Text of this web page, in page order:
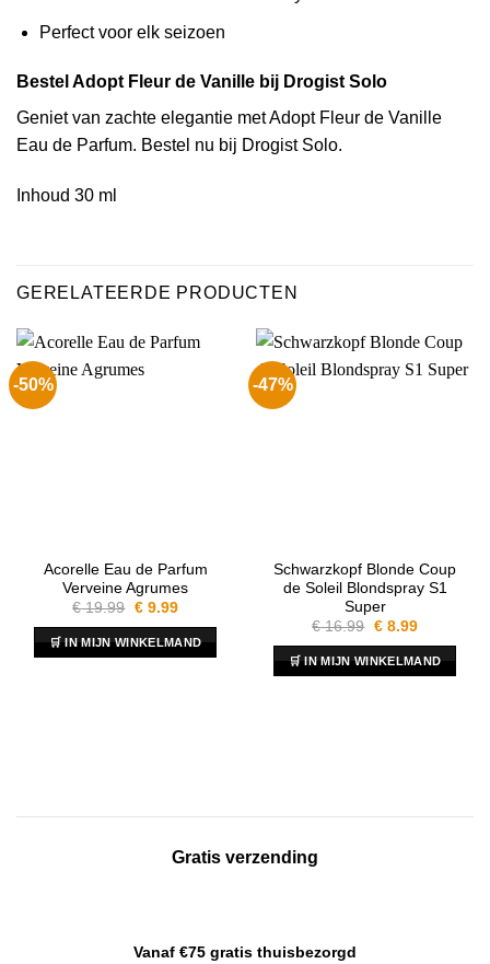
Perfect voor elk seizoen
Bestel Adopt Fleur de Vanille bij Drogist Solo
Geniet van zachte elegantie met Adopt Fleur de Vanille
Eau de Parfum. Bestel nu bij Drogist Solo.
Inhoud 30 ml
GERELATEERDE PRODUCTEN
-50%
Acorelle Eau de Parfum
Verveine Agrumes
€19.99 Oorspronkelijke
was:
€ 19.99.
€9.99Huidige
is:
€ 9.99.
🛒 IN MIJN WINKELMAND
-47%
Schwarzkopf Blonde Coup
de Soleil Blondspray S1
Super
€16.99 Oorspronkelijke
was:
€ 16.99.
€8.99Huidige
is:
€ 8.99.
🛒 IN MIJN WINKELMAND
Gratis verzending
Vanaf €75 gratis thuisbezorgd